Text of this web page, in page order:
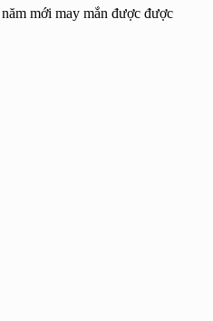
mới may mắn được được